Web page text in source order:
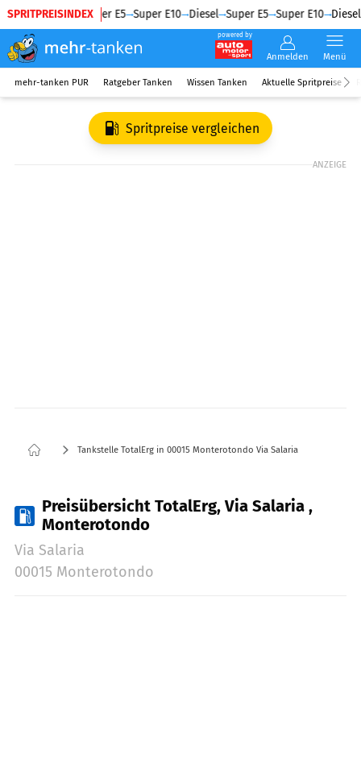
SPRITPREISINDEX
Diesel Super E5 Super E10 Diesel Super E5 Super E10 Diesel
powered by
Anmelden Menü
mehr-tanken PUR Ratgeber Tanken Wissen Tanken Aktuelle Spritpreise
Spritpreise vergleichen
ANZEIGE
Tankstelle TotalErg in 00015 Monterotondo Via Salaria
Preisübersicht TotalErg, Via Salaria ,
Monterotondo
Via Salaria
00015 Monterotondo